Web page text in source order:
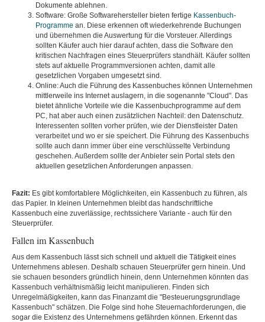
Dokumente ablehnen.
Software: Große Softwarehersteller bieten fertige Kassenbuch-
Programme an. Diese erkennen oft wiederkehrende Buchungen
und übernehmen die Auswertung für die Vorsteuer. Allerdings
sollten Käufer auch hier darauf achten, dass die Software den
kritischen Nachfragen eines Steuerprüfers standhält. Käufer sollten
stets auf aktuelle Programmversionen achten, damit alle
gesetzlichen Vorgaben umgesetzt sind.
Online: Auch die Führung des Kassenbuches können Unternehmen
mittlerweile ins Internet auslagern, in die sogenannte "Cloud". Das
bietet ähnliche Vorteile wie die Kassenbuchprogramme auf dem
PC, hat aber auch einen zusätzlichen Nachteil: den Datenschutz.
Interessenten sollten vorher prüfen, wie der Dienstleister Daten
verarbeitet und wo er sie speichert. Die Führung des Kassenbuchs
sollte auch dann immer über eine verschlüsselte Verbindung
geschehen. Außerdem sollte der Anbieter sein Portal stets den
aktuellen gesetzlichen Anforderungen anpassen.
Fazit: Es gibt komfortablere Möglichkeiten, ein Kassenbuch zu führen, als
das Papier. In kleinen Unternehmen bleibt das handschriftliche
Kassenbuch eine zuverlässige, rechtssichere Variante - auch für den
Steuerprüfer.
Fallen im Kassenbuch
Aus dem Kassenbuch lässt sich schnell und aktuell die Tätigkeit eines
Unternehmens ablesen. Deshalb schauen Steuerprüfer gern hinein. Und
sie schauen besonders gründlich hinein, denn Unternehmen könnten das
Kassenbuch verhältnismäßig leicht manipulieren. Finden sich
Unregelmäßigkeiten, kann das Finanzamt die "Besteuerungsgrundlage
Kassenbuch" schätzen. Die Folge sind hohe Steuernachforderungen, die
sogar die Existenz des Unternehmens gefährden können. Erkennt das